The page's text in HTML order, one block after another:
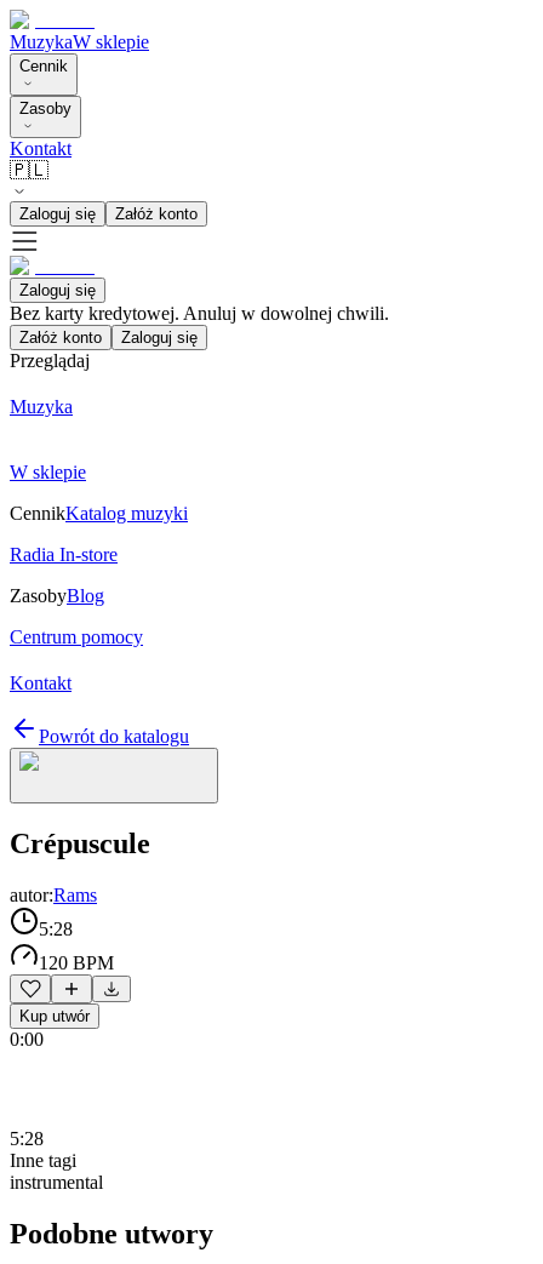
MuzykaW sklepie
Cennik
Zasoby
Kontakt
🇵🇱
Zaloguj się Załóż konto
Zaloguj się
Bez karty kredytowej. Anuluj w dowolnej chwili.
Załóż konto Zaloguj się
Przeglądaj
Muzyka
W sklepie
CennikKatalog muzyki
Radia In-store
ZasobyBlog
Centrum pomocy
Kontakt
Powrót do katalogu
Crépuscule
autor:Rams
5:28
120 BPM
Kup utwór
0:00
5:28
Inne tagi
instrumental
Podobne utwory